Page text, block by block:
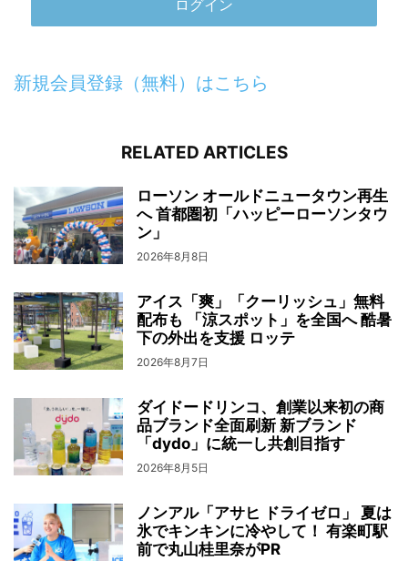
新規会員登録（無料）はこちら
RELATED ARTICLES
ローソン オールドニュータウン再生
へ 首都圏初「ハッピーローソンタウ
ン」
2026年8月8日
アイス「爽」「クーリッシュ」無料
配布も 「涼スポット」を全国へ 酷暑
下の外出を支援 ロッテ
2026年8月7日
ダイドードリンコ、創業以来初の商
品ブランド全面刷新 新ブランド
「dydo」に統一し共創目指す
2026年8月5日
ノンアル「アサヒ ドライゼロ」 夏は
氷でキンキンに冷やして！ 有楽町駅
前で丸山桂里奈がPR